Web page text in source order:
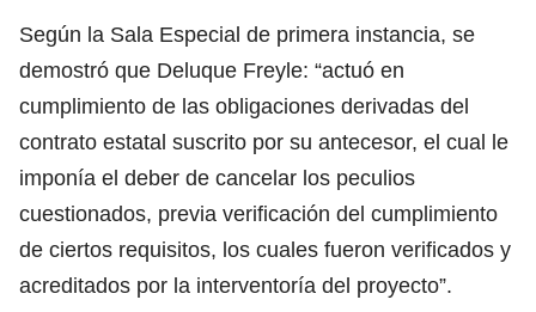
Según la Sala Especial de primera instancia, se
demostró que Deluque Freyle: “actuó en
cumplimiento de las obligaciones derivadas del
contrato estatal suscrito por su antecesor, el cual le
imponía el deber de cancelar los peculios
cuestionados, previa verificación del cumplimiento
de ciertos requisitos, los cuales fueron verificados y
acreditados por la interventoría del proyecto”.